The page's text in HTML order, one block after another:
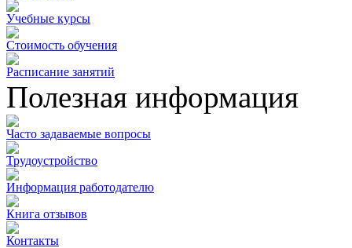
Учебные курсы
Стоимость обучения
Расписание занятий
Полезная информация
Часто задаваемые вопросы
Трудоустройство
Информация работодателю
Книга отзывов
Контакты